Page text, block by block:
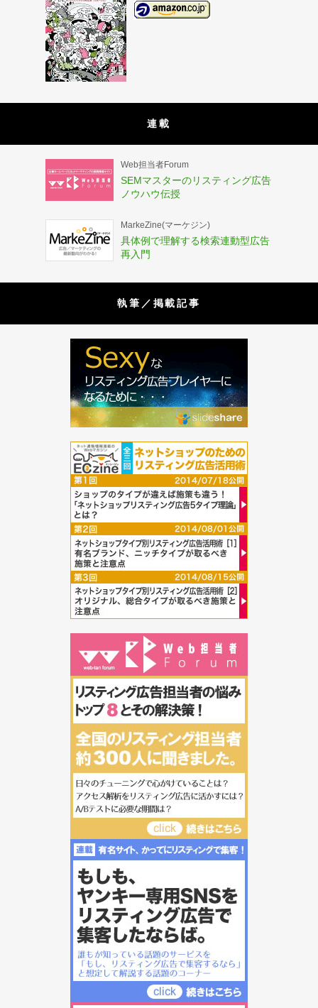
連載
Web担当者Forum
SEMマスターのリスティング広告
ノウハウ伝授
MarkeZine(マーケジン)
具体例で理解する検索連動型広告
再入門
執筆／掲載記事